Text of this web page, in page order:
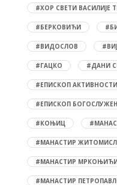
#ХОР СВЕТИ
#БЕРКОВИЋИ
#ВИДОСЛОВ
#ГАЦКО #ДАНИ
#ЕПИСКОП АКТИВНОСТИ
#ЕПИСКОП
#КОЊИЦ
#МАНАСТИР
#МАНАСТИР
#МАНАСТИР